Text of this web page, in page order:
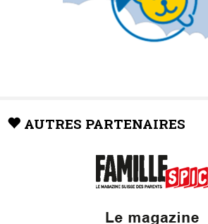
AUTRES PARTENAIRES